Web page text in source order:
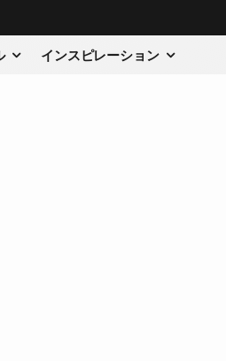
インスピレーション